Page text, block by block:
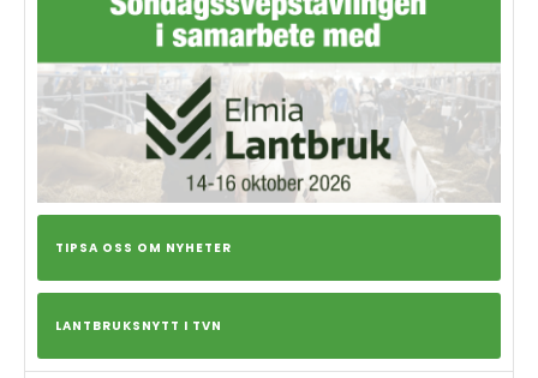
TIPSA OSS OM NYHETER
LANTBRUKSNYTT I TVN